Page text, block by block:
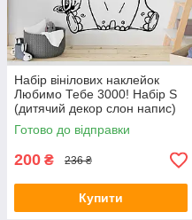
Набір вінілових наклейок
Любимо Тебе 3000! Набір S
(дитячий декор слон напис)
Happy Pocket Чорний
матовий
Готово до відправки
200 ₴ 236 ₴
Купити